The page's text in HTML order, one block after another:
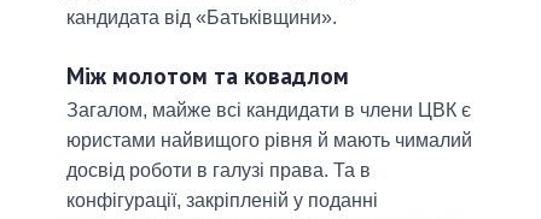
кандидата від «Батьківщини».
Між молотом та ковадлом
Загалом, майже всі кандидати в члени ЦВК є
юристами найвищого рівня й мають чималий
досвід роботи в галузі права. Та в
конфігурації, закріпленій у поданні